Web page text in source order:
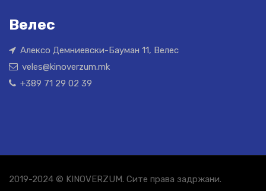
Велес
Алексо Демниевски-Бауман 11, Велес
veles@kinoverzum.mk
+389 71 29 02 39
2019-2024 © KINOVERZUM. Сите права задржани.